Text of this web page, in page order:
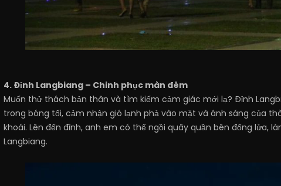
4. Đỉnh Langbiang – Chinh phục màn đêm
Muốn thử thách bản thân và tìm kiếm cảm giác mới lạ? Đỉnh
trong bóng tối, cảm nhận gió lạnh phả vào mặt và ánh sáng của
khoái. Lên đến đỉnh, anh em có thể ngồi quây quần bên đống lửa,
Langbiang.